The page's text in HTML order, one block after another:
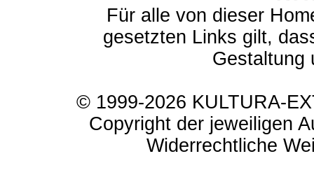
Für alle von dieser
gesetzten Links gilt,
Gestaltung
© 1999-2026 KULTURA-
Copyright der jeweiligen
Widerrechtliche